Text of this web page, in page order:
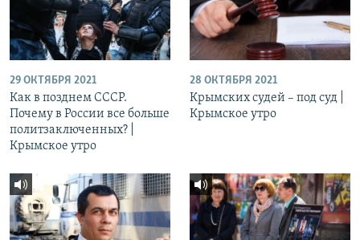
29 ОКТЯБРЯ 2021
Как в позднем СССР.
Почему в России все больше
политзаключенных? |
Крымское утро
28 ОКТЯБРЯ 2021
Крымских судей – под суд |
Крымское утро